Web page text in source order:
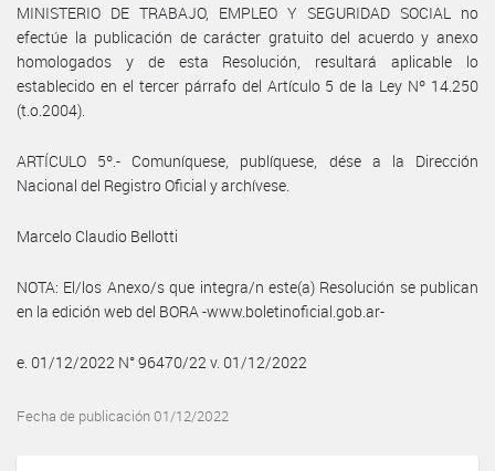
MINISTERIO DE TRABAJO, EMPLEO Y SEGURIDAD SOCIAL no
efectúe la publicación de carácter gratuito del acuerdo y anexo
homologados y de esta Resolución, resultará aplicable lo
establecido en el tercer párrafo del Artículo 5 de la Ley Nº 14.250
(t.o.2004).
ARTÍCULO 5º.- Comuníquese, publíquese, dése a la Dirección
Nacional del Registro Oficial y archívese.
Marcelo Claudio Bellotti
NOTA: El/los Anexo/s que integra/n este(a) Resolución se publican
en la edición web del BORA -www.boletinoficial.gob.ar-
e. 01/12/2022 N° 96470/22 v. 01/12/2022
Fecha de publicación 01/12/2022